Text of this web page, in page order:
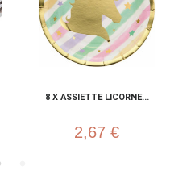
8 X ASSIETTE LICORNE...
2,67 €